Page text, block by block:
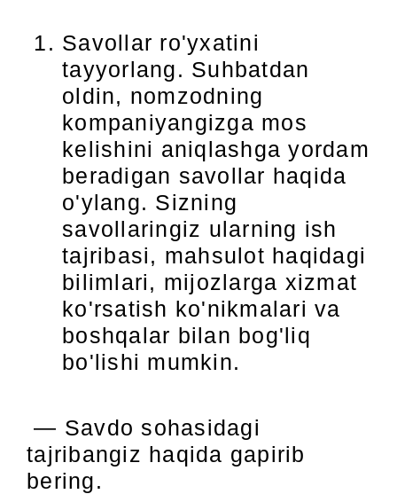
Savollar ro'yxatini
tayyorlang. Suhbatdan
oldin, nomzodning
kompaniyangizga mos
kelishini aniqlashga yordam
beradigan savollar haqida
o'ylang. Sizning
savollaringiz ularning ish
tajribasi, mahsulot haqidagi
bilimlari, mijozlarga xizmat
ko'rsatish ko'nikmalari va
boshqalar bilan bog'liq
bo'lishi mumkin.
— Savdo sohasidagi
tajribangiz haqida gapirib
bering.